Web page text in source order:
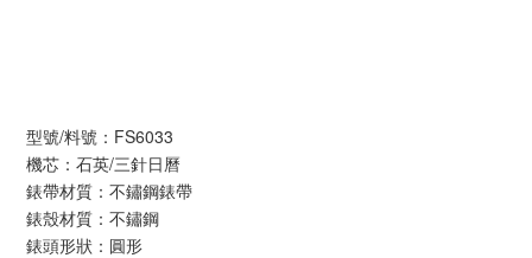
型號/料號：FS6033
機芯：石英/三針日曆
錶帶材質：不鏽鋼錶帶
錶殼材質：不鏽鋼
錶頭形狀：圓形